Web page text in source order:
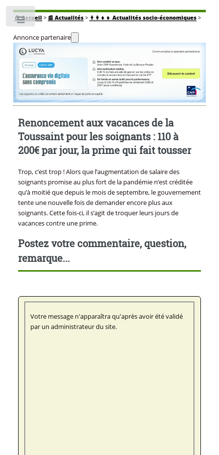
🏠Accueil > 📰 Actualités> 👨‍👩‍👧‍👧 Actualités socio-économiques>
Annonce partenaire
Renoncement aux vacances de la
Toussaint pour les soignants : 110 à
200€ par jour, la prime qui fait tousser
Trop, c’est trop ! Alors que l’augmentation de salaire des
soignants promise au plus fort de la pandémie n’est créditée
qu’à moitié que depuis le mois de septembre, le gouvernement
tente une nouvelle fois de demander encore plus aux
soignants. Cette fois-ci, il s’agit de troquer leurs jours de
vacances contre une prime.
Postez votre commentaire, question,
remarque...
Votre message n'apparaîtra qu'après avoir été validé
par un administrateur du site.
Toggle